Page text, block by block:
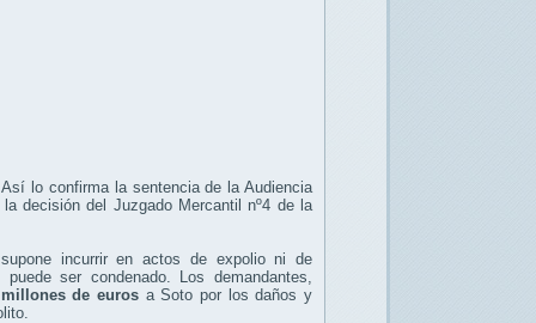
lo confirma la sentencia de la Audiencia
decisión del Juzgado Mercantil nº4 de la
incurrir en actos de expolio ni de
ser condenado. Los demandantes,
de euros a Soto por los daños y